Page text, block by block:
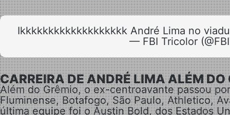
Ikkkkkkkkkkkkkkkkkkk André Lima no
— FBI Tricolor
CARREIRA DE ANDRÉ LIMA ALÉM DO
Além do Grêmio, o ex-centroavante passou
Fluminense, Botafogo, São Paulo, Athletico,
última equipe foi o Austin Bold, dos Estados